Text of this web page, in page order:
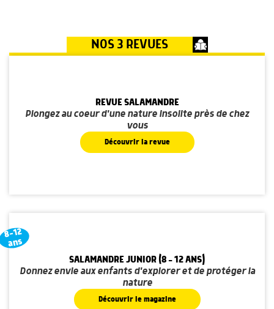
NOS 3 REVUES
REVUE SALAMANDRE
Plongez au coeur d'une nature insolite près de chez
vous
Découvrir la revue
8-12
ans
SALAMANDRE JUNIOR (8 - 12 ANS)
Donnez envie aux enfants d'explorer et de protéger la
nature
Découvrir le magazine